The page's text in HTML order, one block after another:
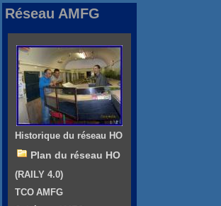
Réseau AMFG
Historique du réseau HO
Plan du réseau HO
(RAILY 4.0)
TCO AMFG